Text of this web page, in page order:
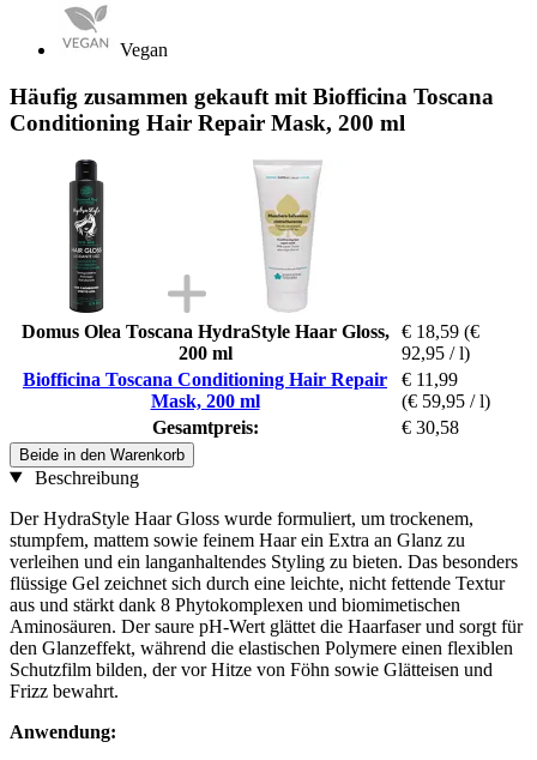
Vegan
Häufig zusammen gekauft mit Biofficina Toscana
Conditioning Hair Repair Mask, 200 ml
Domus Olea Toscana HydraStyle Haar Gloss,
200 ml
€ 18,59 (€
92,95 / l)
Biofficina Toscana Conditioning Hair Repair
Mask, 200 ml
€ 11,99
(€ 59,95 / l)
Gesamtpreis:
€ 30,58
Beide in den Warenkorb
Beschreibung
Der HydraStyle Haar Gloss wurde formuliert, um trockenem,
stumpfem, mattem sowie feinem Haar ein Extra an Glanz zu
verleihen und ein langanhaltendes Styling zu bieten. Das besonders
flüssige Gel zeichnet sich durch eine leichte, nicht fettende Textur
aus und stärkt dank 8 Phytokomplexen und biomimetischen
Aminosäuren. Der saure pH-Wert glättet die Haarfaser und sorgt für
den Glanzeffekt, während die elastischen Polymere einen flexiblen
Schutzfilm bilden, der vor Hitze von Föhn sowie Glätteisen und
Frizz bewahrt.
Anwendung: